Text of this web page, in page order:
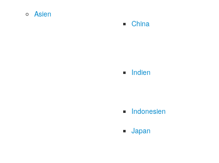
Asien
China
Indien
Indonesien
Japan